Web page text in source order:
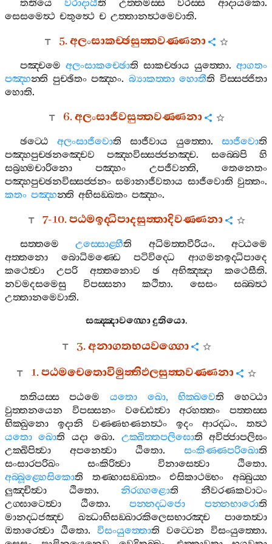
තතියෙ වරාදායීති උත‍්තමස‍්ස වරස‍්ස ආදායකො.
සෙසමෙත්‍ථ චතුත්‍ථෙ ච උත‍්තානත්‍ථමෙවාති.
5.අලංසාකච‍්ඡසුත‍්තවණ‍්ණනා
පඤ‍්චමෙ අලංසාකච‍්ඡොති සාකච‍්ඡාය යුත‍්තො. ආගතං
පඤ‍්හන‍්ති පුච‍්ඡිතං පඤ‍්හං. බ්‍යාකත‍්තා හොතීති විස‍්සජ‍්ජිතා
හොති.
6.අලංසාජීවසුත‍්තවණ‍්ණනා
ඡට‍්ඨෙ අලංසාජීවොති සාජීවාය යුත‍්තො. සාජීවොති
පඤ‍්හපුච‍්ඡනඤ‍්චෙව
පඤ‍්හවිස‍්සජ‍්ජනඤ‍්ච. සබ‍්බෙපි
හි
සබ්‍රහ‍්මචාරිනො
පඤ‍්හං උපජීවන‍්ති,තෙනෙතං
පඤ‍්හපුච‍්ඡනවිස‍්සජ‍්ජනං සමානාජීවතාය සාජීවොති වුත‍්තං.
කතං පඤ‍්හන‍්ති අභිසඞ‍්ඛතං පඤ‍්හං.
7-10.පඨමඉද‍්ධිපාදසුත‍්තාදිවණ‍්ණනා
සත‍්තමෙ උස‍්සොළ‍්හීති අධිමත‍්තවීරියං.අට‍්ඨමෙ
අත‍්තනො
බොධිමණ‍්ඩෙ පටිවිද‍්ධෙ
ආගමනඉද‍්ධිපාදෙ
කථෙත්‍වා
උපරි අත‍්තනොව ඡ අභිඤ‍්ඤා කථෙසීති.
නවමදසමෙසු
විපස‍්සනා කථිතා. සෙසං
සබ‍්බත්‍ථ
උත‍්තානමෙවාති.
සඤ‍්ඤාවග‍්ගොදුතියො.
3.අනාගතභයවග‍්ගො
1.පඨමචෙතොවිමුත‍්තිඵලසුත‍්තවණ‍්ණනා
තතියස‍්ස පඨමෙ යතො ඛො,භික‍්ඛවෙති
හෙට‍්ඨා
වුත‍්තනයෙන
විපස‍්සනං වඩ‍්ඪෙත්‍වා අරහත‍්තං
පත‍්තස‍්ස
භික‍්ඛුනො
ඉදානි වණ‍්ණභණනත්‍ථං ඉදං ආරද‍්ධං. තත්‍ථ
යතො ඛොති යදා ඛො. උක‍්ඛිත‍්තපලිඝොති අවිජ‍්ජාපලිඝං
උක‍්ඛිපිත්‍වා
අපනෙත්‍වා ඨිතො. සංකිණ‍්ණපරිඛොති
සංසාරපරිඛං
සංකිරිත්‍වා විනාසෙත්‍වා ඨිතො.
අබ‍්බූළ‍්හෙසිකොති තණ‍්හාසඞ‍්ඛාතං එසිකාථම‍්භං
අබ‍්බුය‍්හ
ලුඤ‍්චිත්‍වා
ඨිතො.නිරග‍්ගළොති
නීවරණකවාටං
උග‍්ඝාටෙත්‍වා
ඨිතො.පන‍්නද‍්ධජො පන‍්නභාරොති
මානද‍්ධජඤ‍්ච
ඛන්‍ධාභිසඞ‍්ඛාරකිලෙසභාරඤ‍්ච
පාතෙත්‍වා
ඔතාරෙත්‍වා ඨිතො. විසංයුත‍්තොති වට‍්ටෙන විසංයුත‍්තො.